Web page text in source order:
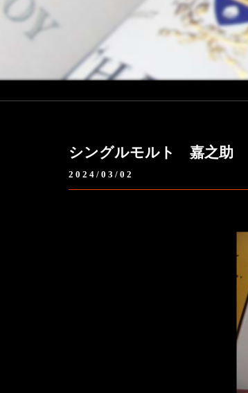
シングルモルト 嘉之助
2024/03/02